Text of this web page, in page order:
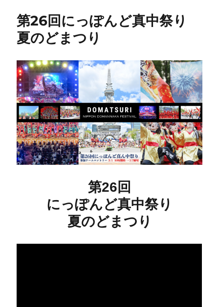
第26回にっぽんど真中祭り
夏のどまつり
第26回
にっぽんど真中祭り
夏のどまつり